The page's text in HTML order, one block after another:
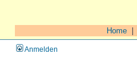
Home
Anmelden